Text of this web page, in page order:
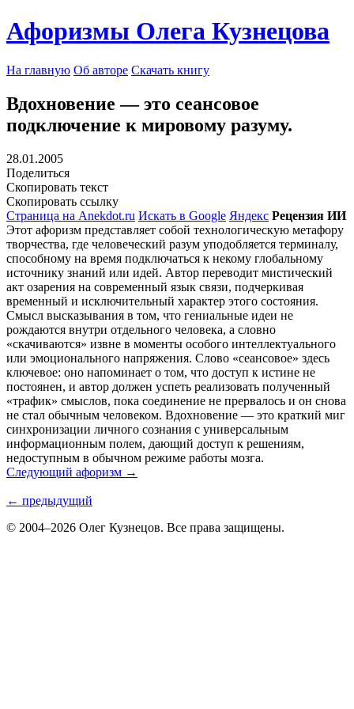
Афоризмы Олега Кузнецова
На главную Об авторе Скачать книгу
Вдохновение — это сеансовое
подключение к мировому разуму.
28.01.2005
Поделиться
Скопировать текст
Скопировать ссылку
Страница на Anekdot.ru Искать в Google Яндекс Рецензия ИИ
Этот афоризм представляет собой технологическую метафору
творчества, где человеческий разум уподобляется терминалу,
способному на время подключаться к некому глобальному
источнику знаний или идей. Автор переводит мистический
акт озарения на современный язык связи, подчеркивая
временный и исключительный характер этого состояния.
Смысл высказывания в том, что гениальные идеи не
рождаются внутри отдельного человека, а словно
«скачиваются» извне в моменты особого интеллектуального
или эмоционального напряжения. Слово «сеансовое» здесь
ключевое: оно напоминает о том, что доступ к истине не
постоянен, и автор должен успеть реализовать полученный
«трафик» смыслов, пока соединение не прервалось и он снова
не стал обычным человеком. Вдохновение — это краткий миг
синхронизации личного сознания с универсальным
информационным полем, дающий доступ к решениям,
недоступным в обычном режиме работы мозга.
Следующий афоризм →
← предыдущий
© 2004–2026 Олег Кузнецов. Все права защищены.